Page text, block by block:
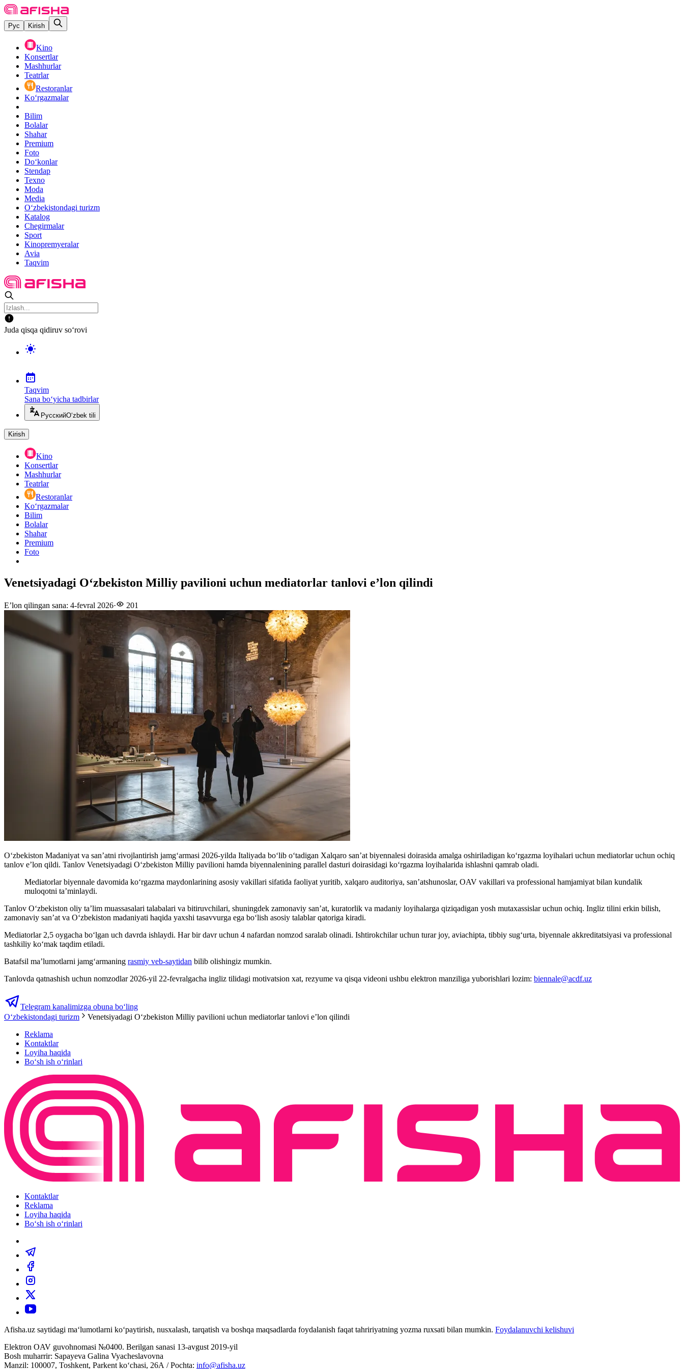
Рус Kirish
Kino
Konsertlar
Mashhurlar
Teatrlar
Restoranlar
Ko‘rgazmalar
Bilim
Bolalar
Shahar
Premium
Foto
Do‘konlar
Stendap
Texno
Moda
Media
O‘zbekistondagi turizm
Katalog
Chegirmalar
Sport
Kinopremyeralar
Avia
Taqvim
Juda qisqa qidiruv so‘rovi
Taqvim
Sana bo‘yicha tadbirlar
РусскийO‘zbek tili
Kirish
Kino
Konsertlar
Mashhurlar
Teatrlar
Restoranlar
Ko‘rgazmalar
Bilim
Bolalar
Shahar
Premium
Foto
Venetsiyadagi O‘zbekiston Milliy pavilioni uchun mediatorlar tanlovi e’lon qilindi
E’lon qilingan sana: 4-fevral 2026· 201
O‘zbekiston Madaniyat va san’atni rivojlantirish jamg‘armasi 2026-yilda Italiyada bo‘lib o‘tadigan Xalqaro san’at biyennalesi doirasida amalga oshiriladigan ko‘rgazma loyihalari uchun mediatorlar uchun ochiq
tanlov e’lon qildi. Tanlov Venetsiyadagi O‘zbekiston Milliy pavilioni hamda biyennalenining parallel dasturi doirasidagi ko‘rgazma loyihalarida ishlashni qamrab oladi.
Mediatorlar biyennale davomida ko‘rgazma maydonlarining asosiy vakillari sifatida faoliyat yuritib, xalqaro auditoriya, san’atshunoslar, OAV vakillari va professional hamjamiyat bilan kundalik
muloqotni ta’minlaydi.
Tanlov O‘zbekiston oliy ta’lim muassasalari talabalari va bitiruvchilari, shuningdek zamonaviy san’at, kuratorlik va madaniy loyihalarga qiziqadigan yosh mutaxassislar uchun ochiq. Ingliz tilini erkin bilish,
zamonaviy san’at va O‘zbekiston madaniyati haqida yaxshi tasavvurga ega bo‘lish asosiy talablar qatoriga kiradi.
Mediatorlar 2,5 oygacha bo‘lgan uch davrda ishlaydi. Har bir davr uchun 4 nafardan nomzod saralab olinadi. Ishtirokchilar uchun turar joy, aviachipta, tibbiy sug‘urta, biyennale akkreditatsiyasi va professional
tashkiliy ko‘mak taqdim etiladi.
Batafsil ma’lumotlarni jamg‘armaning rasmiy veb-saytidan bilib olishingiz mumkin.
Tanlovda qatnashish uchun nomzodlar 2026-yil 22-fevralgacha ingliz tilidagi motivatsion xat, rezyume va qisqa videoni ushbu elektron manziliga yuborishlari lozim: biennale@acdf.uz
Telegram kanalimizga obuna bo‘ling
O‘zbekistondagi turizm
Venetsiyadagi O‘zbekiston Milliy pavilioni uchun mediatorlar tanlovi e’lon qilindi
Reklama
Kontaktlar
Loyiha haqida
Bo‘sh ish o‘rinlari
Kontaktlar
Reklama
Loyiha haqida
Bo‘sh ish o‘rinlari
Afisha.uz saytidagi ma‘lumotlarni ko‘paytirish, nusxalash, tarqatish va boshqa maqsadlarda foydalanish faqat tahririyatning yozma ruxsati bilan mumkin. Foydalanuvchi kelishuvi
Elektron OAV guvohnomasi №0400. Berilgan sanasi 13-avgust 2019-yil
Bosh muharrir: Sapayeva Galina Vyacheslavovna
Manzil: 100007, Toshkent, Parkent ko‘chasi, 26А / Pochta: info@afisha.uz